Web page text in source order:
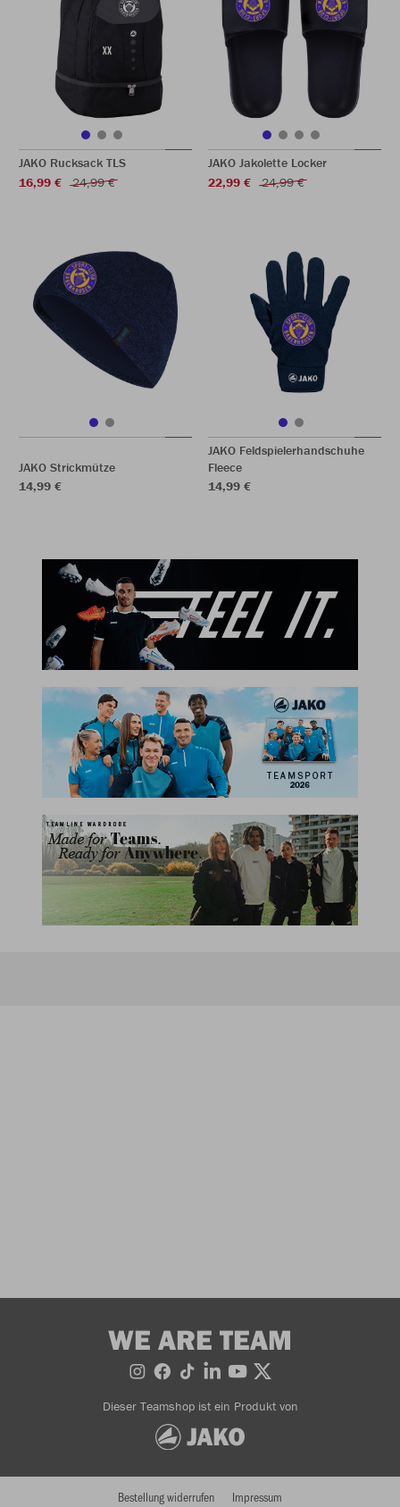
JAKO Rucksack TLS
16,99 €
24,99 €
JAKO Jakolette Locker
22,99 €
24,99 €
JAKO Strickmütze
14,99 €
JAKO Feldspielerhandschuhe
Fleece
14,99 €
WE ARE TEAM
Dieser Teamshop ist ein Produkt von
Bestellung widerrufen Impressum